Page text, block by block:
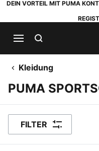
DEIN VORTEIL MIT PUMA
Kleidung
PUMA
FILTER